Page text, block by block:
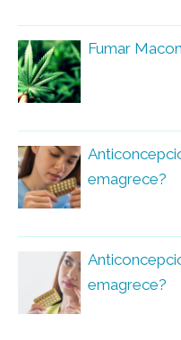
Fumar
emagrece?
emagrece?